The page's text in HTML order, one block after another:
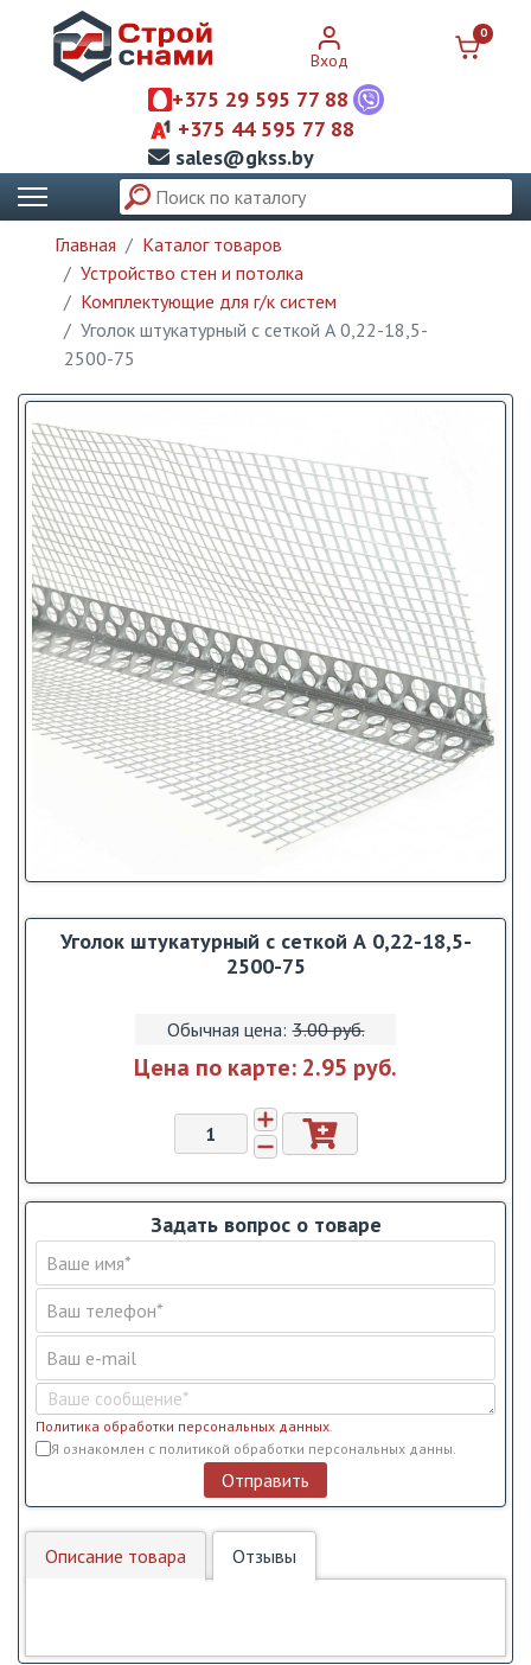
+375 29 595 77 88
+375 44 595 77 88
sales@gkss.by
Вход
0
Главная
Каталог товаров
Устройство стен и потолка
Комплектующие для г/к систем
Уголок штукатурный с сеткой А 0,22-18,5-
2500-75
Уголок штукатурный с сеткой А 0,22-18,5-
2500-75
Обычная цена: 3.00 pуб.
Цена по карте: 2.95 pуб.
Задать вопрос о товаре
Политика обработки персональных данных.
Условия обслуживания*
Я ознакомлен с политикой обработки персональных данны.
Отправить
Описание товара Отзывы